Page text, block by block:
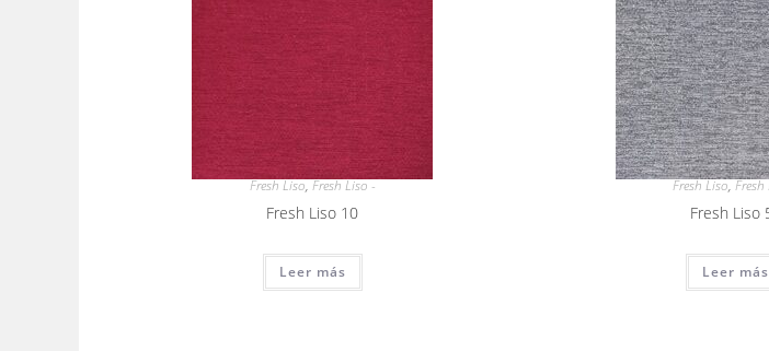
Fresh Liso,Fresh Liso -
Fresh Liso 10
Leer más
Fresh Liso,
Fresh Liso
Leer más